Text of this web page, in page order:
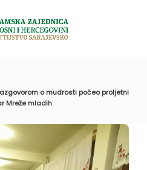
o mudrosti počeo proljetni
Mreže mladih